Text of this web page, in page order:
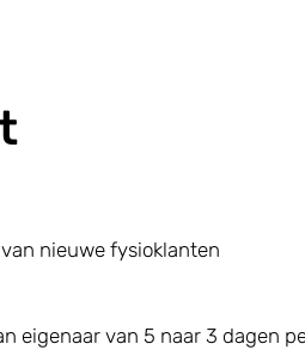
nieuwe fysioklanten
eigenaar van 5 naar 3 dagen